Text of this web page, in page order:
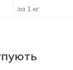
за 1 кг